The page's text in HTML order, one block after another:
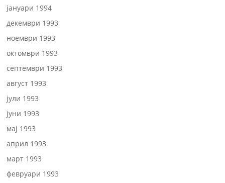
јануари 1994
декември 1993
ноември 1993
октомври 1993
септември 1993
август 1993
јули 1993
јуни 1993
мај 1993
април 1993
март 1993
февруари 1993